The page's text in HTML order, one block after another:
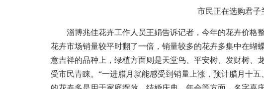
市民正在选购君子
淄博兆佳花卉工作人员王娟告诉记者，今年的花卉价格整
花卉市场销量较平时翻了一倍，销量较多的花卉多集中在蝴
意吉祥的品种上，绿植方面则是天堂鸟、平安树、发财树、
受市民青睐。“一进腊月就能感受到销量上涨，预计腊月十